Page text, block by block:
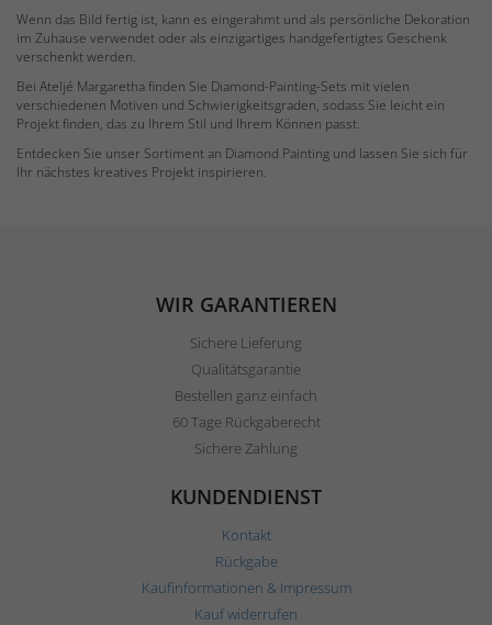
Wenn das Bild fertig ist, kann es eingerahmt und als persönliche Dekoration
im Zuhause verwendet oder als einzigartiges handgefertigtes Geschenk
verschenkt werden.
Bei Ateljé Margaretha finden Sie Diamond-Painting-Sets mit vielen
verschiedenen Motiven und Schwierigkeitsgraden, sodass Sie leicht ein
Projekt finden, das zu Ihrem Stil und Ihrem Können passt.
Entdecken Sie unser Sortiment an Diamond Painting und lassen Sie sich für
Ihr nächstes kreatives Projekt inspirieren.
WIR GARANTIEREN
Sichere Lieferung
Qualitätsgarantie
Bestellen ganz einfach
60 Tage Rückgaberecht
Sichere Zahlung
KUNDENDIENST
Kontakt
Rückgabe
Kaufinformationen & Impressum
Kauf widerrufen